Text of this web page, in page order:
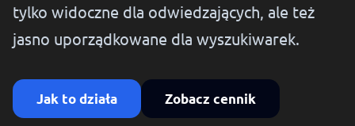
tylko widoczne dla odwiedzających, ale też
jasno uporządkowane dla wyszukiwarek.
Jak to działa Zobacz cennik